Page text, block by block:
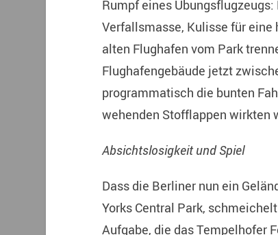
Rumpf eines
Verfallsmasse, Kulisse für eine
alten Flughafen vom Park
Flughafengebäude jetzt
programmatisch die bunten
wehenden Stofflappen wirkten
Absichtslosigkeit und Spiel
Dass die Berliner nun ein
Yorks Central Park,
Aufgabe, die das Tempelhofer